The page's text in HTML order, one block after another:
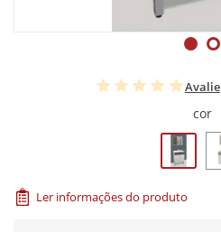
Avalie
cor
Ler informações do produto